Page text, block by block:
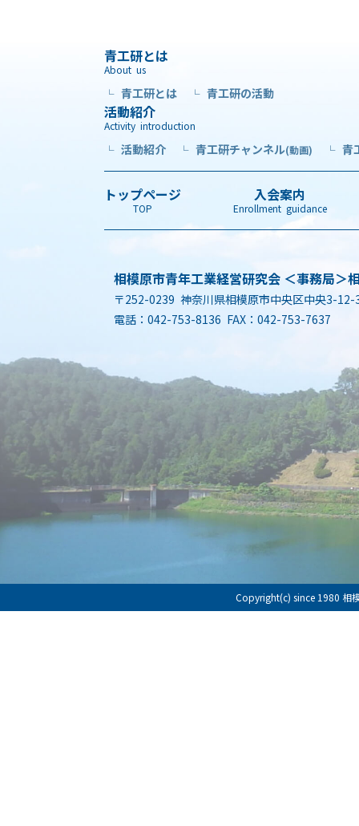
青工研とは
About us
└ 青工研とは └ 青工研の活動
活動紹介
Activity introduction
└ 活動紹介 └ 青工研チャンネル(動画) └ 青
トップページ
TOP
入会案内
Enrollment guidance
相模原市青年工業経営研究会 ＜事務局＞
〒252-0239 神奈川県相模原市中央区中央3-12-
電話：042-753-8136 FAX：042-753-7637
Copyright(c) since 1980 相